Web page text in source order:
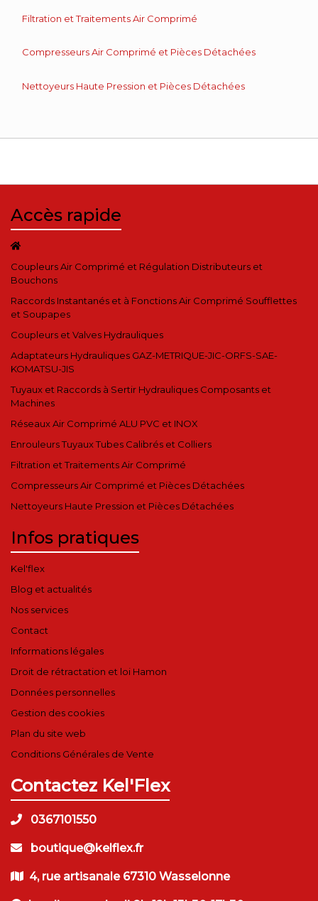
Filtration et Traitements Air Comprimé
Compresseurs Air Comprimé et Pièces Détachées
Nettoyeurs Haute Pression et Pièces Détachées
Accès rapide
Coupleurs Air Comprimé et Régulation Distributeurs et
Bouchons
Raccords Instantanés et à Fonctions Air Comprimé Soufflettes
et Soupapes
Coupleurs et Valves Hydrauliques
Adaptateurs Hydrauliques GAZ-METRIQUE-JIC-ORFS-SAE-
KOMATSU-JIS
Tuyaux et Raccords à Sertir Hydrauliques Composants et
Machines
Réseaux Air Comprimé ALU PVC et INOX
Enrouleurs Tuyaux Tubes Calibrés et Colliers
Filtration et Traitements Air Comprimé
Compresseurs Air Comprimé et Pièces Détachées
Nettoyeurs Haute Pression et Pièces Détachées
Infos pratiques
Kel'flex
Blog et actualités
Nos services
Contact
Informations légales
Droit de rétractation et loi Hamon
Données personnelles
Gestion des cookies
Plan du site web
Conditions Générales de Vente
Contactez Kel'Flex
0367101550
boutique@kelflex.fr
4, rue artisanale 67310 Wasselonne